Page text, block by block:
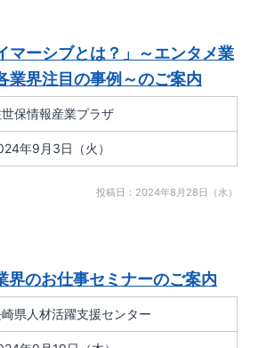
マーシブとは？」～エンタメ業
業界注目の事例～のご案内
保情報産業プラザ
年9月3日（火）
投稿日：2024年8月28日（水）
界のお仕事セミナーのご案内
県人材活躍支援センター